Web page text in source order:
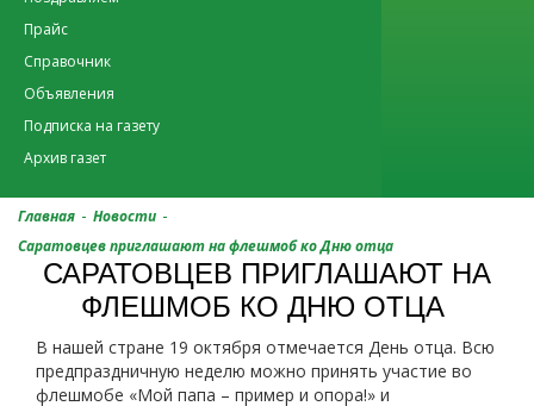
Прайс
Справочник
Объявления
Подписка на газету
Архив газет
Главная - Новости -
Саратовцев приглашают на флешмоб ко Дню отца
САРАТОВЦЕВ ПРИГЛАШАЮТ НА
ФЛЕШМОБ КО ДНЮ ОТЦА
В нашей стране 19 октября отмечается День отца. Всю
предпраздничную неделю можно принять участие во
флешмобе «Мой папа – пример и опора!» и